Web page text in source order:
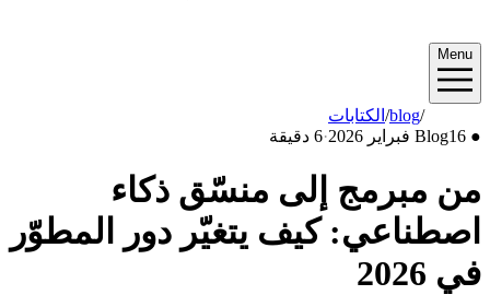
Menu
الكتابات/blog
●
Blog16 فبراير 2026 ·6 دقيقة
من مبرمج إلى منسّق ذكاء
اصطناعي: كيف يتغيّر دور المطوّر
في 2026